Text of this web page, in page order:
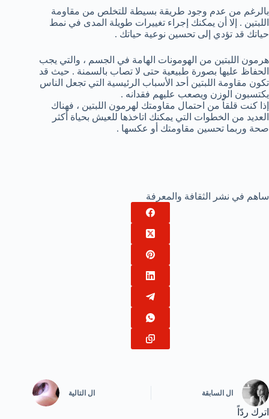
بالرغم من عدم وجود طريقة بسيطة للتخلص من مقاومة
اللبتين . إلا أن يمكنك إجراء تغييرات طويلة المدى في نمط
حياتك قد تؤدي إلى تحسين نوعية حياتك .
هرمون اللبتين من الهومونات الهامة في الجسم ، والتي يجب
الحفاظ عليها بصورة طبيعية حتى لا تصاب بالسمنة . حيث قد
تكون مقاومة اللبتين أحد الأسباب الرئيسية التي تجعل الناس
يكتسبون الوزن ويصعب عليهم فقدانه .
إذا كنت قلقاً من احتمال مقاومتك لهرمون اللبتين ، فهناك
العديد من الخطوات التي يمكنك اتاخذها للعيش بحياة أكثر
صحة وربما تحسين مقاومتك أو عكسها .
ساهم في نشر الثقافة والمعرفة
ال السابقة ال التالية
اترك ردّاً